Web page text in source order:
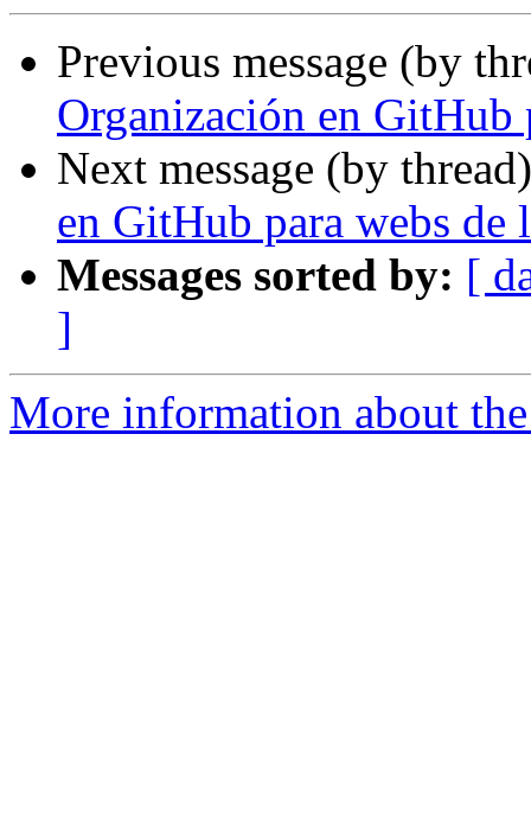
Previous message (by
Organización en GitHub
Next message (by
en GitHub para webs de
Messages sorted by: [
]
More information about